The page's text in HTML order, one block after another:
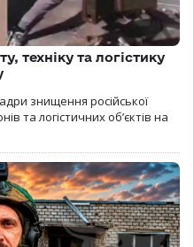
техніку та логістику
знищення російської
та логістичних об’єктів на